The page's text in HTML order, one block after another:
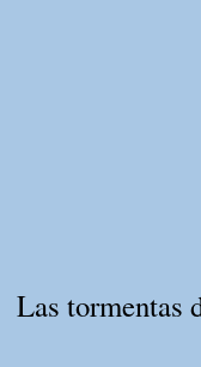
Las tormentas